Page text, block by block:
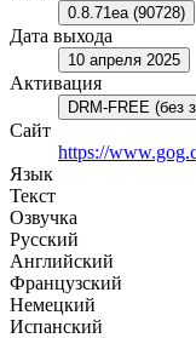
0.8.71ea (90728)
Дата выхода
10 апреля 2025
Активация
DRM-FREE (без
Сайт
https://
Язык
Текст
Озвучка
Русский
Английский
Французский
Немецкий
Испанский